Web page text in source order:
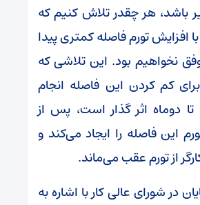
باشد، هر چقدر تلاش کنیم که
افزایش تورم فاصله کمتری پیدا
نخواهیم بود. این تلاشی که
کم کردن این فاصله انجام
تا دوماه اثر گذار است، پس از
این فاصله را ایجاد می‌کند و
از تورم عقب می‌ماند.
در شورای عالی کار با اشاره به